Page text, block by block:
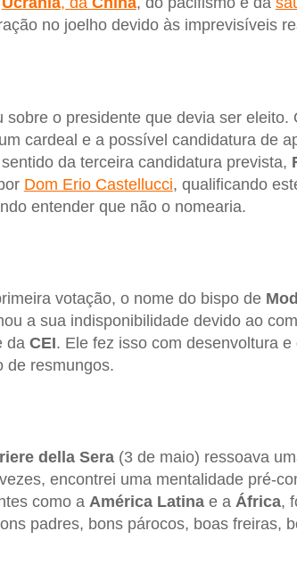
no joelho devido às imprevisíveis
sobre o presidente que devia ser
cardeal e a possível candidatura de
da terceira candidatura prevista,
Dom Erio Castellucci, qualificando
entender que não o nomearia.
votação, o nome do bispo de
a sua indisponibilidade devido ao
da CEI. Ele fez isso com desenvoltura
de resmungos.
della Sera(3 de maio) ressoava
encontrei uma mentalidade pré-
como a América Latinae a África,
padres, bons párocos, boas freiras,